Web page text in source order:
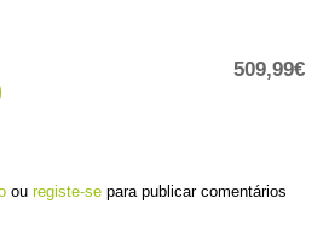
509,99€
6 - Preto
ouregiste-se para publicar comentários